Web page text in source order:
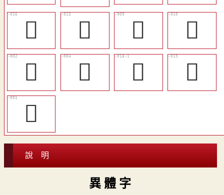
󳝥
󳝢 󳝠
󳝡
󳝝
𤒆 󳝨
󳝤
𦏧
說 明
異 體 字